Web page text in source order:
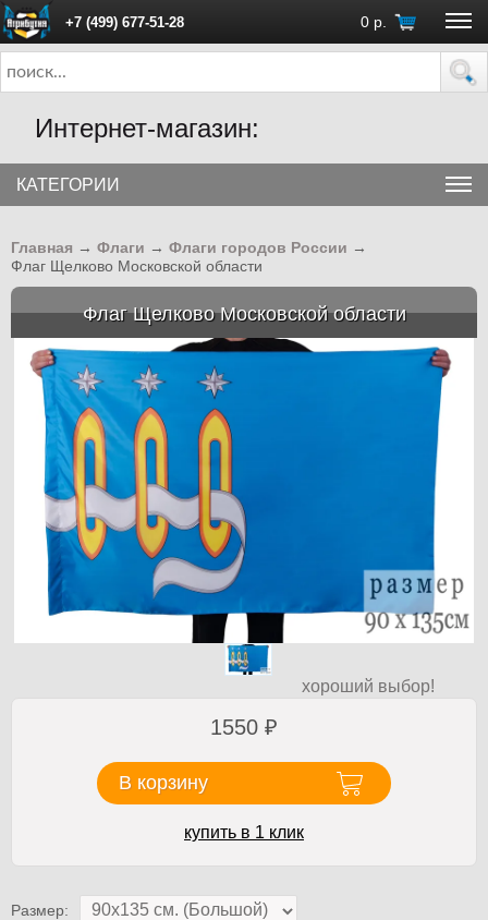
+7 (499) 677-51-28 0 р.
ПН - ПТ с 10:00 до 18:00 (Москва)
Интернет-магазин:
КАТЕГОРИИ
Главная → Флаги → Флаги городов России →
Флаг Щелково Московской области
Флаг Щелково Московской области
хороший выбор!
1550 ₽
В корзину
купить в 1 клик
Размер: